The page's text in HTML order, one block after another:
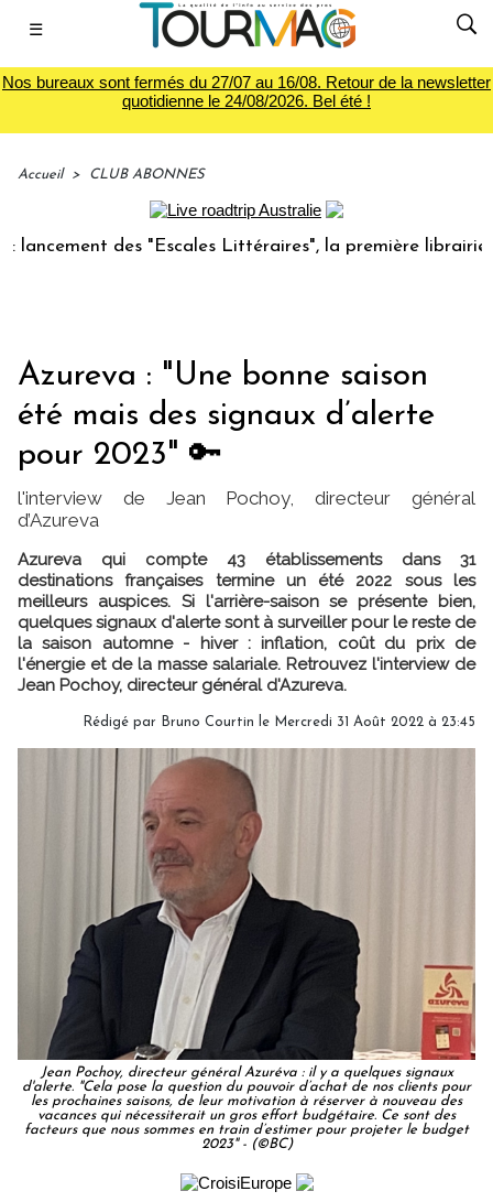
☰
Nos bureaux sont fermés du 27/07 au 16/08. Retour de la newsletter
quotidienne le 24/08/2026. Bel été !
Accueil > CLUB ABONNES
des "Escales Littéraires", la première librairie du
Azureva : "Une bonne saison
été mais des signaux d’alerte
pour 2023" 🔑
l'interview de Jean Pochoy, directeur général
d’Azureva
Azureva qui compte 43 établissements dans 31
destinations françaises termine un été 2022 sous les
meilleurs auspices. Si l'arrière-saison se présente bien,
quelques signaux d'alerte sont à surveiller pour le reste de
la saison automne - hiver : inflation, coût du prix de
l'énergie et de la masse salariale. Retrouvez l'interview de
Jean Pochoy, directeur général d'Azureva.
Rédigé par Bruno Courtin le Mercredi 31 Août 2022 à 23:45
Jean Pochoy, directeur général Azuréva : il y a quelques signaux
d'alerte. "Cela pose la question du pouvoir d’achat de nos clients pour
les prochaines saisons, de leur motivation à réserver à nouveau des
vacances qui nécessiterait un gros effort budgétaire. Ce sont des
facteurs que nous sommes en train d’estimer pour projeter le budget
2023" - (©BC)